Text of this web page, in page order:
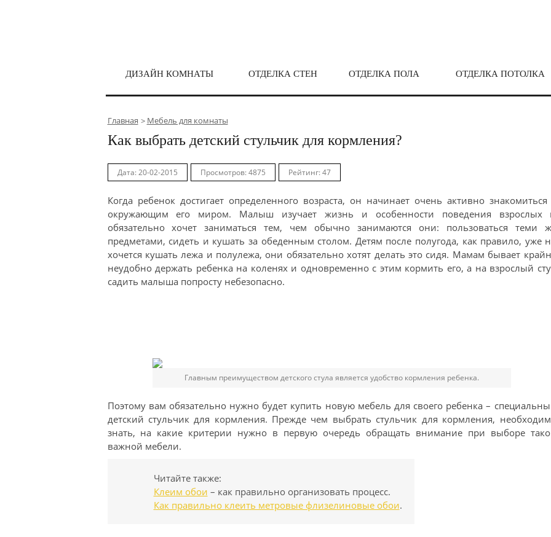
ДИЗАЙН КОМНАТЫ ОТДЕЛКА СТЕН ОТДЕЛКА ПОЛА ОТДЕЛКА ПОТОЛКА
Главная Мебель для комнаты
Как выбрать детский стульчик для кормления?
Дата: 20-02-2015 Просмотров: 4875 Рейтинг: 47
Когда ребенок достигает определенного возраста, он начинает очень активно знакомиться
окружающим его миром. Малыш изучает жизнь и особенности поведения взрослых
обязательно хочет заниматься тем, чем обычно занимаются они: пользоваться теми
предметами, сидеть и кушать за обеденным столом. Детям после полугода, как правило, уже
хочется кушать лежа и полулежа, они обязательно хотят делать это сидя. Мамам бывает
неудобно держать ребенка на коленях и одновременно с этим кормить его, а на взрослый
садить малыша попросту небезопасно.
Главным преимуществом детского стула является удобство кормления ребенка.
Поэтому вам обязательно нужно будет купить новую мебель для своего ребенка –
детский стульчик для кормления. Прежде чем выбрать стульчик для кормления,
знать, на какие критерии нужно в первую очередь обращать внимание при выборе
важной мебели.
Читайте также:
Клеим обои – как правильно организовать процесс.
Как правильно клеить метровые флизелиновые обои.